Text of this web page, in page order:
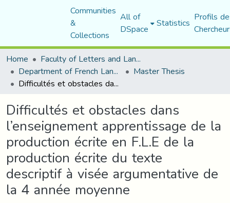
Communities
&
Collections
All of
DSpace Statistics Profils
Home
Faculty of Letters and Languages
Department of French Language and Literature Master Thesis
Difficultés et obstacles dans l’enseignement apprentissage de la production écrite en F.L.E de la production écrite du texte descriptif à visée argumentative de la 4 année moyenne
Difficultés et obstacles dans
l’enseignement apprentissage de la
production écrite en F.L.E de la
production écrite du texte
descriptif à visée argumentative de
la 4 année moyenne